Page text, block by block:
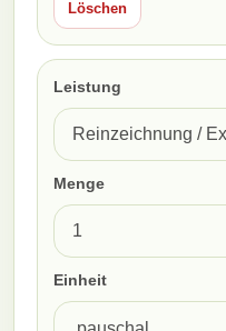
Löschen
Leistung
Menge
Einheit